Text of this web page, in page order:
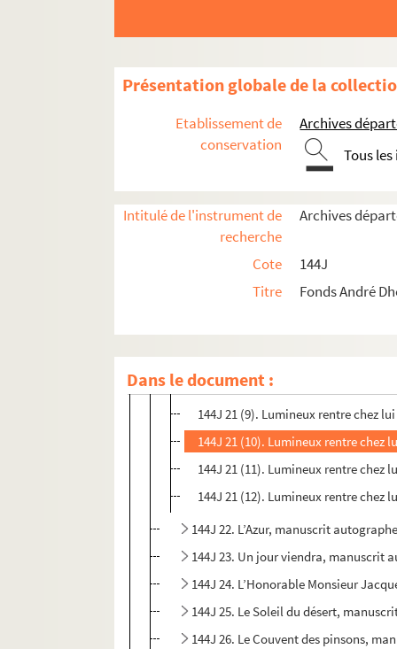
Présentation globale de la
Etablissement de
conservation
Archives
Tous
Intitulé de l'instrument de
recherche
Archives
Cote
144J
Titre
Fonds André
Dans le document :
144J 18. La Tribu Becaille,
144J 20. Pays natal, manuscrit
144J 21. Lumineux rentre chez lui,
144J 21 (1). Lumineux rentre chez
144J 21 (2). Lumineux rentre chez
144J 21 (6). Lumineux rentre chez
144J 21 (7). Lumineux rentre chez
144J 21 (8). Lumineux rentre chez
144J 21 (9). Lumineux rentre chez
144J 21 (10). Lumineux rentre chez
144J 21 (11). Lumineux rentre chez
144J 21 (12). Lumineux rentre chez
144J 22. L’Azur, manuscrit
144J 23. Un jour viendra, manuscrit
144J 24. L’Honorable Monsieur
144J 25. Le Soleil du désert,
144J 26. Le Couvent des pinsons,